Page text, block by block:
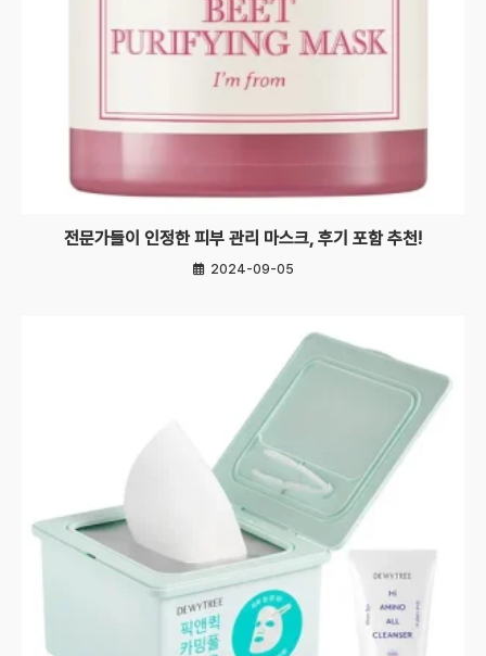
전문가들이 인정한 피부 관리 마스크, 후기 포함 추천!
2024-09-05